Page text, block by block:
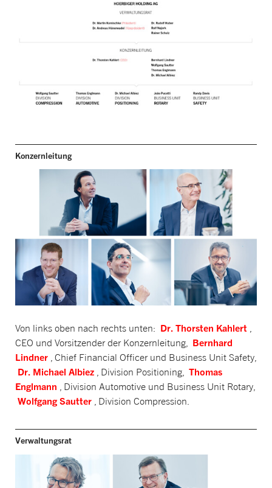
Konzernleitung
Von links oben nach rechts unten: Dr. Thorsten Kahlert
CEO und Vorsitzender der Konzernleitung,
Bernhard
Lindner
, Chief Financial Officer und Business Unit Safety,
Dr. Michael Albiez , Division Positioning,
Thomas
Englmann
, Division Automotive und Business Unit Rotary,
Wolfgang Sautter , Division Compression.
Verwaltungsrat